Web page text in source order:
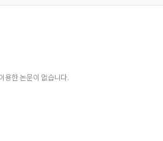
러 조성들의 미세조직 연구
COG(Chip on Glass) 본딩공정 및 전기적 특성
에 관한 연구
용한 논문이 없습니다.